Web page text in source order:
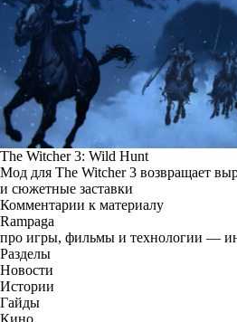
The Witcher 3: Wild Hunt
Мод для The Witcher 3 возвращает
и сюжетные заставки
Комментарии к материалу
Rampaga
про игры, фильмы и технологии —
Разделы
Новости
Истории
Гайды